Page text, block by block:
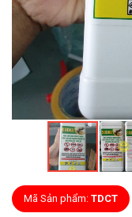
Mã Sản phẩm: TDCT